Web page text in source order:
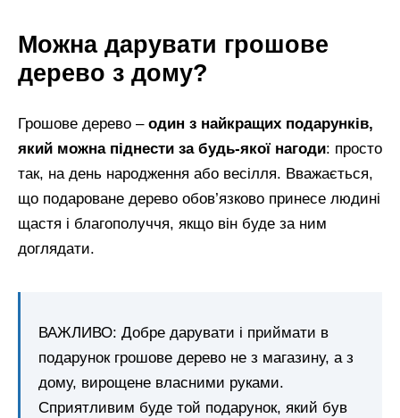
Можна дарувати грошове
дерево з дому?
Грошове дерево –один з найкращих подарунків,
який можна піднести за будь-якої нагоди: просто
так, на день народження або весілля. Вважається,
що подароване дерево обов’язково принесе людині
щастя і благополуччя, якщо він буде за ним
доглядати.
ВАЖЛИВО: Добре дарувати і приймати в
подарунок грошове дерево не з магазину, а з
дому, вирощене власними руками.
Сприятливим буде той подарунок, який був